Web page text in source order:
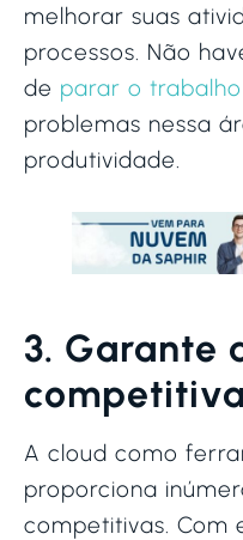
melhorar suas
processos. Não
de parar o trabalho
problemas nessa
produtividade.
3. Garante
competitiva
A cloud como
proporciona
competitivas. Com